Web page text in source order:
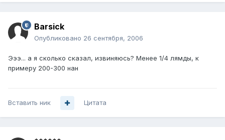
Barsick
Опубликовано 26 сентября, 2006
Эээ... а я сколько сказал, извиняюсь? Менее 1/4 лямды, к
примеру 200-300 нан
Вставить ник Цитата